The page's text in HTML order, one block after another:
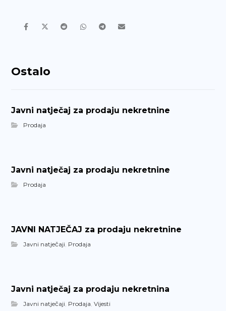
Ostalo
Javni natječaj za prodaju nekretnine
Prodaja
Javni natječaj za prodaju nekretnine
Prodaja
JAVNI NATJEČAJ za prodaju nekretnine
Javni natječaji, Prodaja
Javni natječaj za prodaju nekretnina
Javni natječaji, Prodaja,Vijesti